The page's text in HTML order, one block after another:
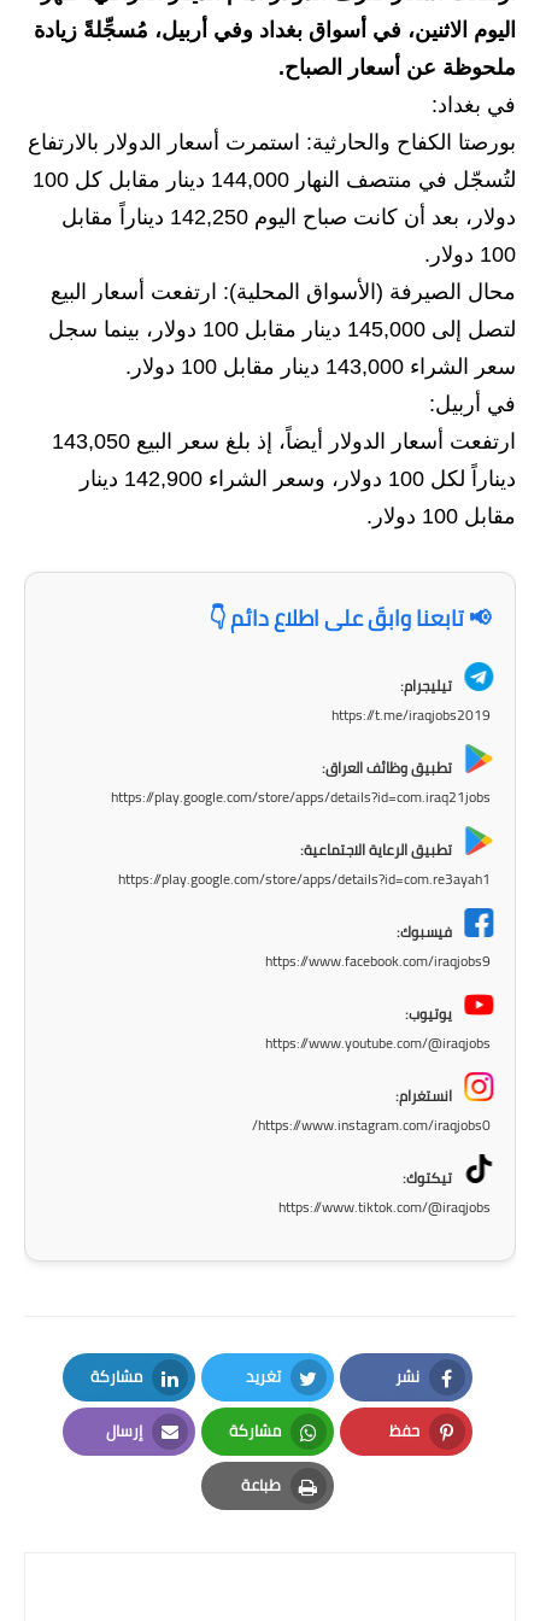
الاخبار الاقتصادية
المدارس
اخبار وقرارات وزارة التربية
المرحلة الابتدائية
المرحلة المتوسطة
المرحلة الاعدادية
اسئلة وزارية
المرحلة المتوسطة
المرحلة الاعدادية
المرحلة المتوسطة
دروس
المرحلة الابتدائية
المرحلة المتوسطة
اليوم الاثنين، في أسواق بغداد وفي أربيل، مُسجِّلةً زيادة
ملحوظة عن أسعار الصباح.
في بغداد:
بورصتا الكفاح والحارثية: استمرت أسعار الدولار بالارتفاع
لتُسجّل في منتصف النهار 144,000 دينار مقابل كل 100
دولار، بعد أن كانت صباح اليوم 142,250 ديناراً مقابل
100 دولار.
محال الصيرفة (الأسواق المحلية): ارتفعت أسعار البيع
لتصل إلى 145,000 دينار مقابل 100 دولار، بينما سجل
سعر الشراء 143,000 دينار مقابل 100 دولار.
في أربيل:
ارتفعت أسعار الدولار أيضاً، إذ بلغ سعر البيع 143,050
ديناراً لكل 100 دولار، وسعر الشراء 142,900 دينار
مقابل 100 دولار.
📢 تابعنا وابقَ على اطلاع دائم 👇
تيليجرام:
https://t.me/iraqjobs2019
تطبيق وظائف العراق:
https://play.google.com/store/apps/details?id=com.iraq21jobs
تطبيق الرعاية الاجتماعية:
https://play.google.com/store/apps/details?id=com.re3ayah1
فيسبوك:
https://www.facebook.com/iraqjobs9
يوتيوب:
https://www.youtube.com/@iraqjobs
انستغرام:
https://www.instagram.com/iraqjobs0/
تيكتوك:
https://www.tiktok.com/@iraqjobs
نشر
Facebook
تغريد
Twitter
مشاركة
LinkedIn
حفظ
Pinterest
مشاركة
Whatsapp
إرسال
Email
طباعة
Print